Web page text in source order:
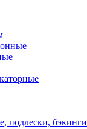
подлески, бэкинги